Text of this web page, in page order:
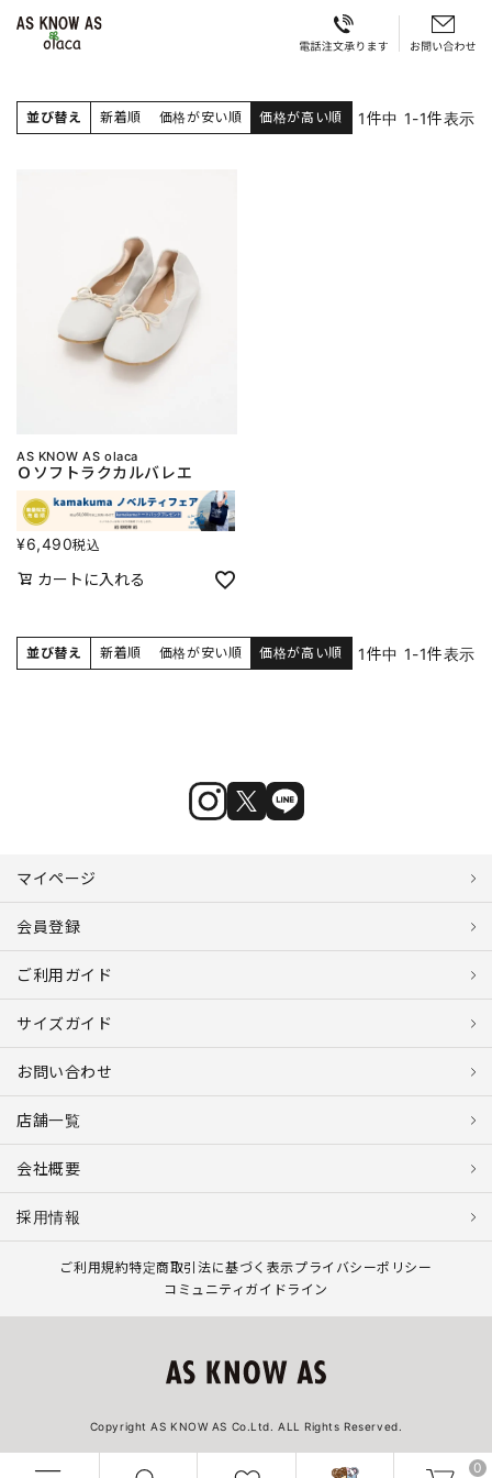
0
並び替え 新着順 価格が安い順 価格が高い順 1件中 1-1件表示
AS KNOW AS olaca
Ｏソフトラクカルバレエ
¥6,490税込
カートに入れる
並び替え 新着順 価格が安い順 価格が高い順 1件中 1-1件表示
マイページ
会員登録
ご利用ガイド
サイズガイド
お問い合わせ
店舗一覧
会社概要
採用情報
ご利用規約特定商取引法に基づく表示プライバシーポリシー
コミュニティガイドライン
Copyright AS KNOW AS Co.Ltd. ALL Rights Reserved.